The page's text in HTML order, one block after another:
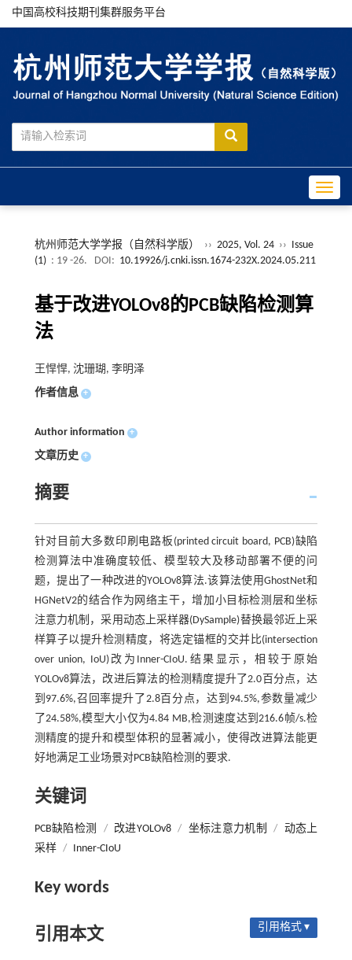
中国高校科技期刊集群服务平台
杭州师范大学学报（自然科学版） ›› 2025, Vol. 24 ›› Issue
(1) : 19 -26. DOI: 10.19926/j.cnki.issn.1674-232X.2024.05.211
基于改进YOLOv8的PCB缺陷检测算
法
王悍悍, 沈珊瑚, 李明泽
作者信息 +
Author information +
文章历史 +
摘要
针对目前大多数印刷电路板(printed circuit board, PCB)缺陷
检测算法中准确度较低、模型较大及移动部署不便的问
题，提出了一种改进的YOLOv8算法.该算法使用GhostNet和
HGNetV2的结合作为网络主干，增加小目标检测层和坐标
注意力机制，采用动态上采样器(DySample)替换最邻近上采
样算子以提升检测精度，将选定锚框的交并比(intersection
over union, IoU)改为Inner-CIoU.结果显示，相较于原始
YOLOv8算法，改进后算法的检测精度提升了2.0百分点，达
到97.6%,召回率提升了2.8百分点，达到94.5%,参数量减少
了24.58%,模型大小仅为4.84 MB,检测速度达到216.6帧/s.检
测精度的提升和模型体积的显著减小，使得改进算法能更
好地满足工业场景对PCB缺陷检测的要求.
关键词
PCB缺陷检测 / 改进YOLOv8 / 坐标注意力机制 / 动态上
采样 / Inner-CIoU
Key words
引用本文 引用格式 ▾